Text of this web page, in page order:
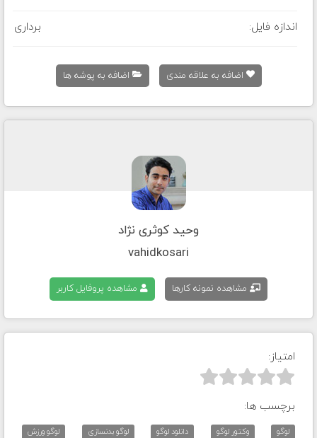
اندازه فایل: برداری
اضافه به علاقه مندی اضافه به پوشه ها
وحید کوثری نژاد
vahidkosari
مشاهده نمونه کارها مشاهده پروفایل کاربر
امتیاز:



برچسب ها:
لوگو وکتور لوگو دانلود لوگو لوگو بدنسازی
لوگو ورزش